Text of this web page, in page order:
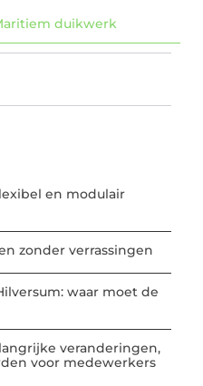
duikwerk
en modulair
zonder verrassingen
waar moet de
veranderingen,
voor medewerkers